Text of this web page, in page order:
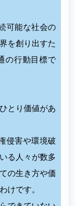
可能な社会の
を創り出すた
の行動目標で
とり価値があ
侵害や環境破
る人々が数多
の生き方や価
けです。